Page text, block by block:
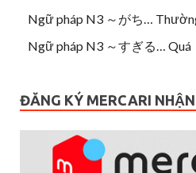
Ngữ pháp N3 ～がち…
Ngữ pháp N3 ～すぎる… Quá
ĐĂNG KÝ MERCARI